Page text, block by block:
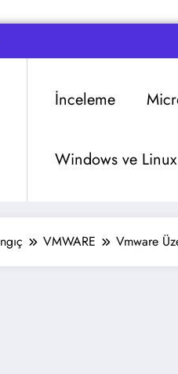
İnceleme
Windows ve Linux
VMWARE Vmware